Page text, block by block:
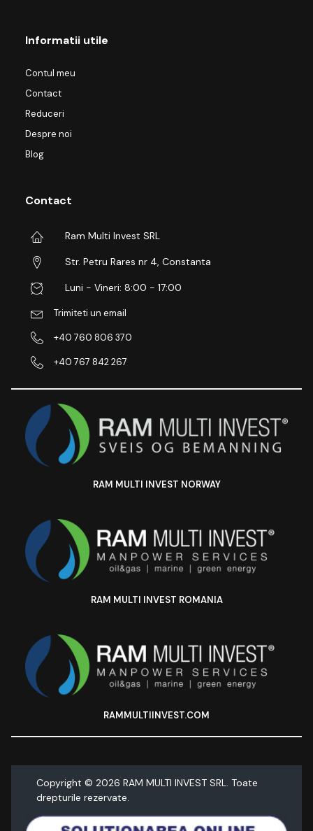
Informatii utile
Contul meu
Contact
Reduceri
Despre noi
Blog
Contact
Ram Multi Invest SRL
Str. Petru Rares nr 4, Constanta
Luni - Vineri: 8:00 - 17:00
Trimiteti un email
+40 760 806 370
+40 767 842 267
RAM MULTI INVEST NORWAY
RAM MULTI INVEST ROMANIA
RAMMULTIINVEST.COM
Copyright © 2026 RAM MULTI INVEST SRL. Toate
drepturile rezervate.